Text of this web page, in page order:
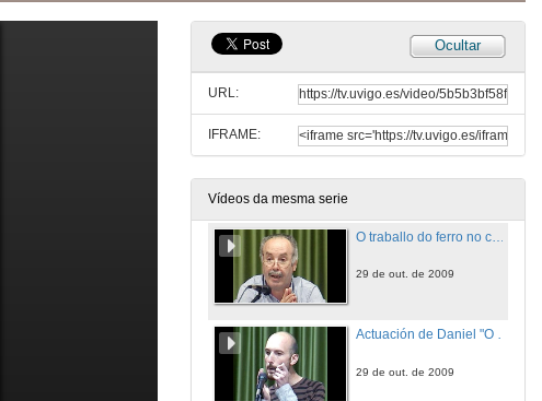
Ocultar
URL:
IFRAME:
Vídeos da mesma serie
Ferrerias e mazos na montaña luguesa do século XVIII-XX
29 de out. de 2009
29 de out. de 2009
Actuación de Daniel "O Pando"
29 de out. de 2009